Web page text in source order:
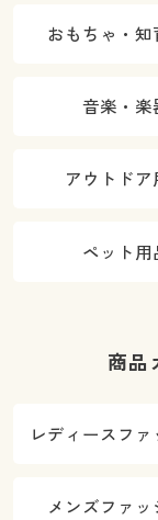
おもちゃ・知
音楽・楽
アウトドア
ペット用
商品
レディースファ
メンズファッ